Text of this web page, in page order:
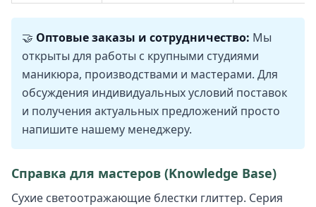
🤝 Оптовые заказы и сотрудничество: Мы
открыты для работы с крупными студиями
маникюра, производствами и мастерами. Для
обсуждения индивидуальных условий поставок
и получения актуальных предложений просто
напишите нашему менеджеру.
Справка для мастеров (Knowledge Base)
Сухие светоотражающие блестки глиттер. Серия